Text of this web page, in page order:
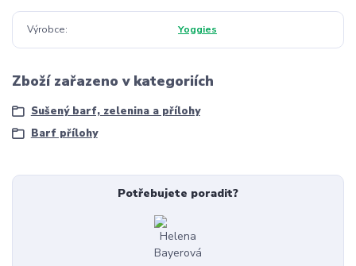
Výrobce Yoggies
Zboží zařazeno v kategoriích
Sušený barf, zelenina a přílohy
Barf přílohy
Potřebujete poradit?